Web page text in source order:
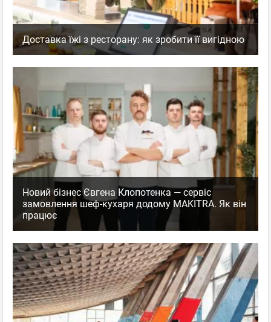
Доставка їжі з ресторану: як зробити її вигідною
Новий бізнес Євгена Клопотенка — сервіс
замовлення шеф-кухаря додому MAKITRA. Як він
працює